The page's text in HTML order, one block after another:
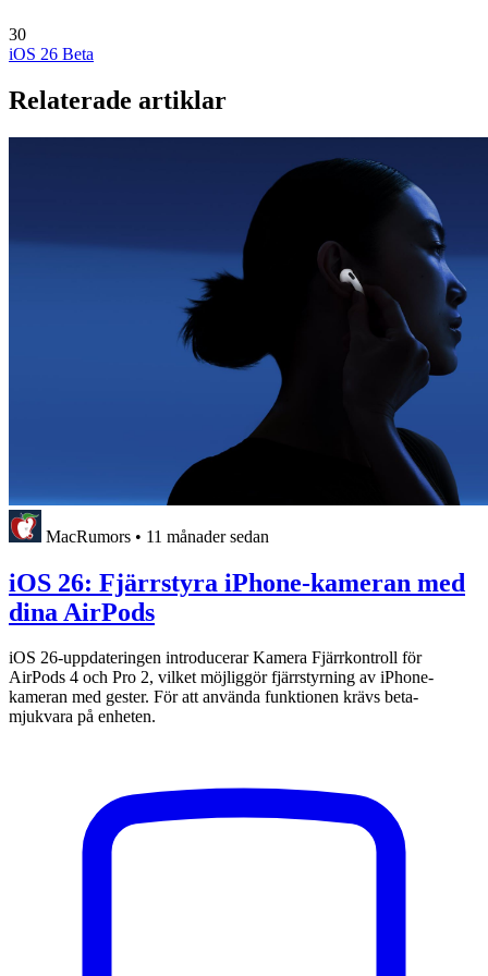
30
iOS 26 Beta
Relaterade artiklar
MacRumors • 11 månader sedan
iOS 26: Fjärrstyra iPhone-kameran med
dina AirPods
iOS 26-uppdateringen introducerar Kamera Fjärrkontroll för
AirPods 4 och Pro 2, vilket möjliggör fjärrstyrning av iPhone-
kameran med gester. För att använda funktionen krävs beta-
mjukvara på enheten.